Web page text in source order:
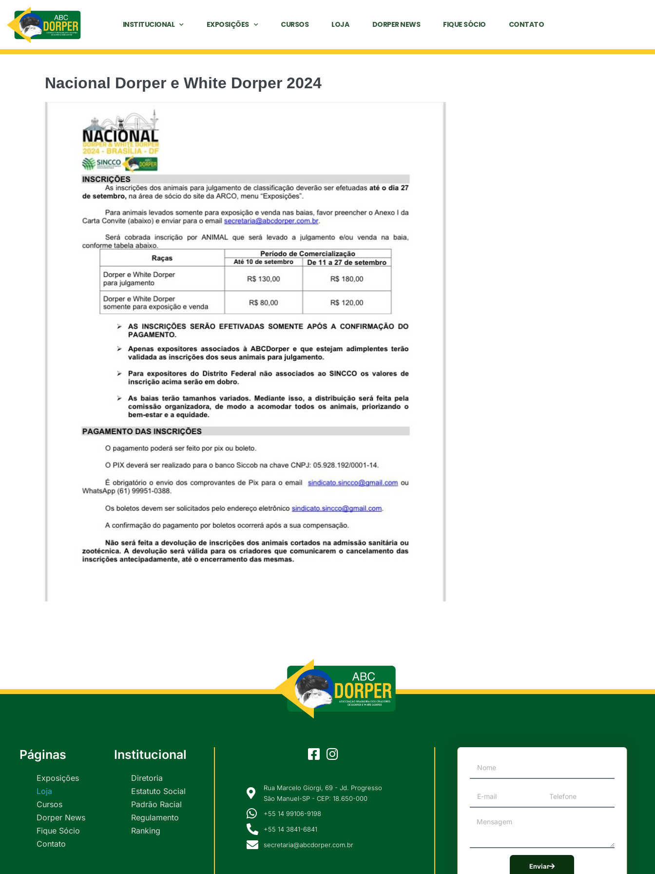
INSTITUCIONAL EXPOSIÇÕES CURSOS LOJA DORPER NEWS FIQUE SÓCIO CONTATO
Nacional Dorper e White Dorper 2024
Páginas
Exposições
Loja
Cursos
Dorper News
Fique Sócio
Contato
Institucional
Diretoria
Estatuto Social
Padrão Racial
Regulamento
Ranking
Rua Marcelo Giorgi, 69 - Jd. Progresso
São Manuel-SP - CEP: 18.650-000
+55 14 99106-9198
+55 14 3841-6841
secretaria@abcdorper.com.br
Enviar